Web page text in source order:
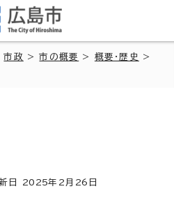
市政 >市の概要 > 概要・歴史
>
日 2025年2月 26 日